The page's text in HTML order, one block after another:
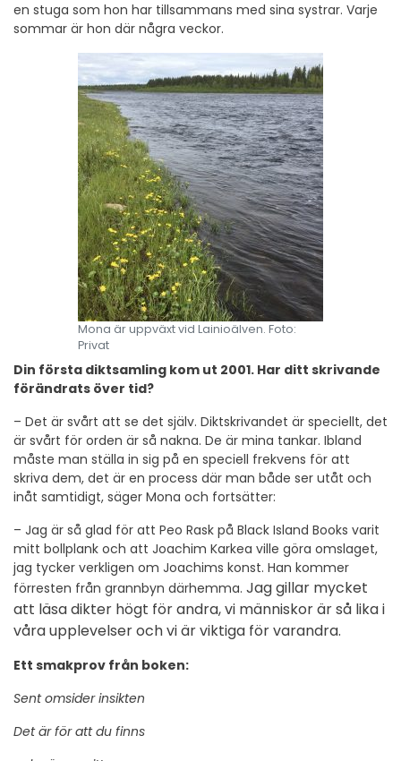
en stuga som hon har tillsammans med sina systrar. Varje
sommar är hon där några veckor.
Mona är uppväxt vid Lainioälven. Foto:
Privat
Din första diktsamling kom ut 2001. Har ditt skrivande
förändrats över tid?
– Det är svårt att se det själv. Diktskrivandet är speciellt, det
är svårt för orden är så nakna. De är mina tankar. Ibland
måste man ställa in sig på en speciell frekvens för att
skriva dem, det är en process där man både ser utåt och
inåt samtidigt, säger Mona och fortsätter:
– Jag är så glad för att Peo Rask på Black Island Books varit
mitt bollplank och att Joachim Karkea ville göra omslaget,
jag tycker verkligen om Joachims konst. Han kommer
förresten från grannbyn därhemma. Jag gillar mycket
att läsa dikter högt för andra, vi människor är så lika i
våra upplevelser och vi är viktiga för varandra.
Ett smakprov från boken:
Sent omsider insikten
Det är för att du finns